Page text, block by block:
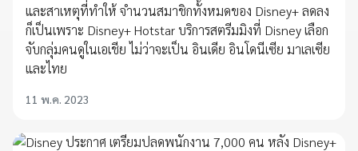
และสาเหตุที่ทำให้ จำนวนสมาชิกทั้งหมดของ Disney+ ลดลง
ก็เป็นเพราะ Disney+ Hotstar บริการสตรีมมิงที่ Disney เลือก
จับกลุ่มคนดูในเอเชีย ไม่ว่าจะเป็น อินเดีย อินโดนีเซีย มาเลเซีย
และไทย
11 พ.ค. 2023